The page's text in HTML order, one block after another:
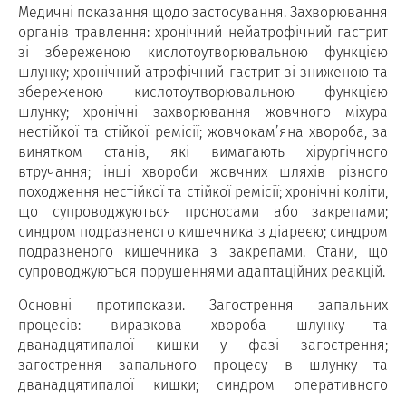
Медичні показання щодо застосування. Захворювання
органів травлення: хронічний нейатрофічний гастрит
зі збереженою кислотоутворювальною функцією
шлунку; хронічний атрофічний гастрит зі зниженою та
збереженою кислотоутворювальною функцією
шлунку; хронічні захворювання жовчного міхура
нестійкої та стійкої ремісії; жовчокам’яна хвороба, за
винятком станів, які вимагають хірургічного
втручання; інші хвороби жовчних шляхів різного
походження нестійкої та стійкої ремісії; хронічні коліти,
що супроводжуються проносами або закрепами;
синдром подразненого кишечника з діареєю; синдром
подразненого кишечника з закрепами. Стани, що
супроводжуються порушеннями адаптаційних реакцій.
Основні протипокази. Загострення запальних
процесів: виразкова хвороба шлунку та
дванадцятипалої кишки у фазі загострення;
загострення запального процесу в шлунку та
дванадцятипалої кишки; синдром оперативного